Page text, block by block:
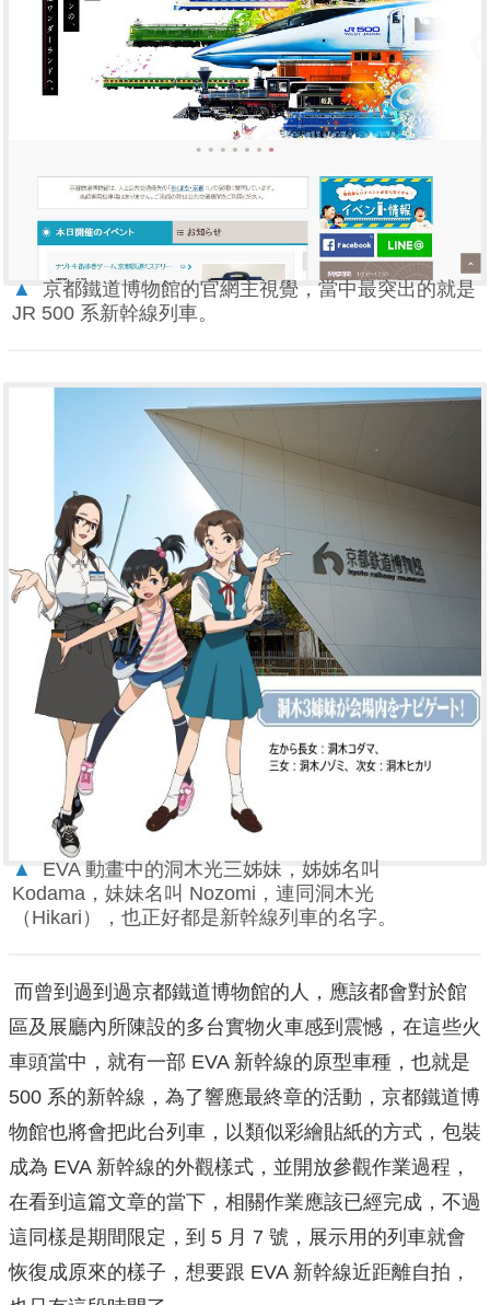
▲
京都鐵道博物館的官網主視覺，當中最突出的就是
JR 500 系新幹線列車。
▲
EVA 動畫中的洞木光三姊妹，姊姊名叫
Kodama，妹妹名叫 Nozomi，連同洞木光
（Hikari），也正好都是新幹線列車的名字。
而曾到過到過京都鐵道博物館的人，應該都會對於館
區及展廳內所陳設的多台實物火車感到震憾，在這些火
車頭當中，就有一部 EVA 新幹線的原型車種，也就是
500 系的新幹線，為了響應最終章的活動，京都鐵道博
物館也將會把此台列車，以類似彩繪貼紙的方式，包裝
成為 EVA 新幹線的外觀樣式，並開放參觀作業過程，
在看到這篇文章的當下，相關作業應該已經完成，不過
這同樣是期間限定，到 5 月 7 號，展示用的列車就會
恢復成原來的樣子，想要跟 EVA 新幹線近距離自拍，